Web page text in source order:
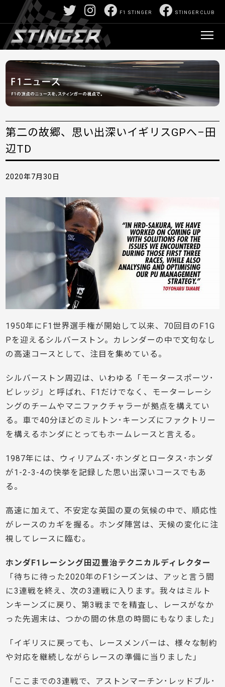
STINGER CLUB
F1 STINGER
第二の故郷、思い出深いイギリスGPへ–田
辺TD
2020年7月30日
1950年にF1世界選手権が開始して以来、70回目のF1G
Pを迎えるシルバーストン。カレンダーの中で文句なし
の高速コースとして、注目を集めている。
シルバーストン周辺は、いわゆる「モータースポーツ･
ビレッジ」と呼ばれ、F1だけでなく、モーターレーシ
ングのチームやマニファクチャラーが拠点を構えてい
る。車で40分ほどのミルトン･キーンズにファクトリー
を構えるホンダにとってもホームレースと言える。
1987年には、ウィリアムズ･ホンダとロータス･ホンダ
が1-2-3-4の快挙を記録した思い出深いコースでもあ
る。
高速に加えて、不安定な英国の夏の気候の中で、順応性
がレースのカギを握る。ホンダ陣営は、天候の変化に注
視してレースに臨む。
ホンダF1レーシング田辺豊治テクニカルディレクター
「待ちに待った2020年のF1シーズンは、アッと言う間
に3連戦を終え、次の3連戦に入ります。我々はミルト
ンキーンズに戻り、第3戦までを精査し、レースがなか
った先週末は、つかの間の休息の時間にもなりました」
「イギリスに戻っても、レースメンバーは、様々な制約
や対応を継続しながらレースの準備に当りました」
「ここまでの3連戦で、アストンマーチン･レッドブル･